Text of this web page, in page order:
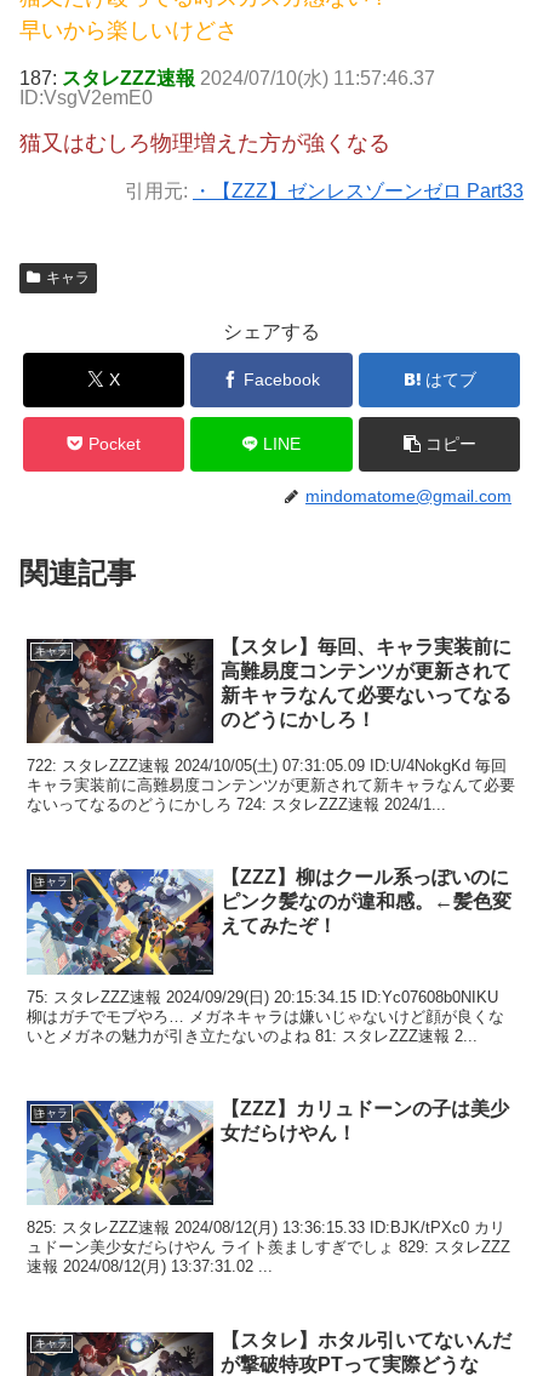
早いから楽しいけどさ
187: スタレZZZ速報 2024/07/10(水) 11:57:46.37
ID:VsgV2emE0
猫又はむしろ物理増えた方が強くなる
引用元: ・【ZZZ】ゼンレスゾーンゼロ Part33
キャラ
シェアする
X Facebook はてブ
Pocket LINE コピー
mindomatome@gmail.com
関連記事
キャラ
【スタレ】毎回、キャラ実装前に
高難易度コンテンツが更新されて
新キャラなんて必要ないってなる
のどうにかしろ！
722: スタレZZZ速報 2024/10/05(土) 07:31:05.09 ID:U/4NokgKd 毎回
キャラ実装前に高難易度コンテンツが更新されて新キャラなんて必要
ないってなるのどうにかしろ 724: スタレZZZ速報 2024/1...
キャラ
【ZZZ】柳はクール系っぽいのに
ピンク髪なのが違和感。←髪色変
えてみたぞ！
75: スタレZZZ速報 2024/09/29(日) 20:15:34.15 ID:Yc07608b0NIKU
柳はガチでモブやろ… メガネキャラは嫌いじゃないけど顔が良くな
いとメガネの魅力が引き立たないのよね 81: スタレZZZ速報 2...
キャラ
【ZZZ】カリュドーンの子は美少
女だらけやん！
825: スタレZZZ速報 2024/08/12(月) 13:36:15.33 ID:BJK/tPXc0 カリ
ュドーン美少女だらけやん ライト羨ましすぎでしょ 829: スタレZZZ
速報 2024/08/12(月) 13:37:31.02 ...
キャラ
【スタレ】ホタル引いてないんだ
が撃破特攻PTって実際どうな